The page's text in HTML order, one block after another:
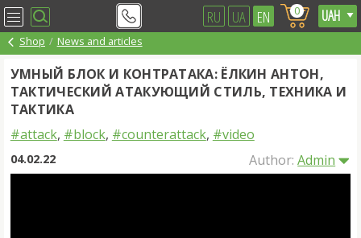
RU UA EN 0
Shop News and articles
УМНЫЙ БЛОК И КОНТРАТАКА: ЁЛКИН АНТОН,
ТАКТИЧЕСКИЙ АТАКУЮЩИЙ СТИЛЬ, ТЕХНИКА И
ТАКТИКА
#attack, #block, #counterattack, #video
04.02.22 Author:Admin